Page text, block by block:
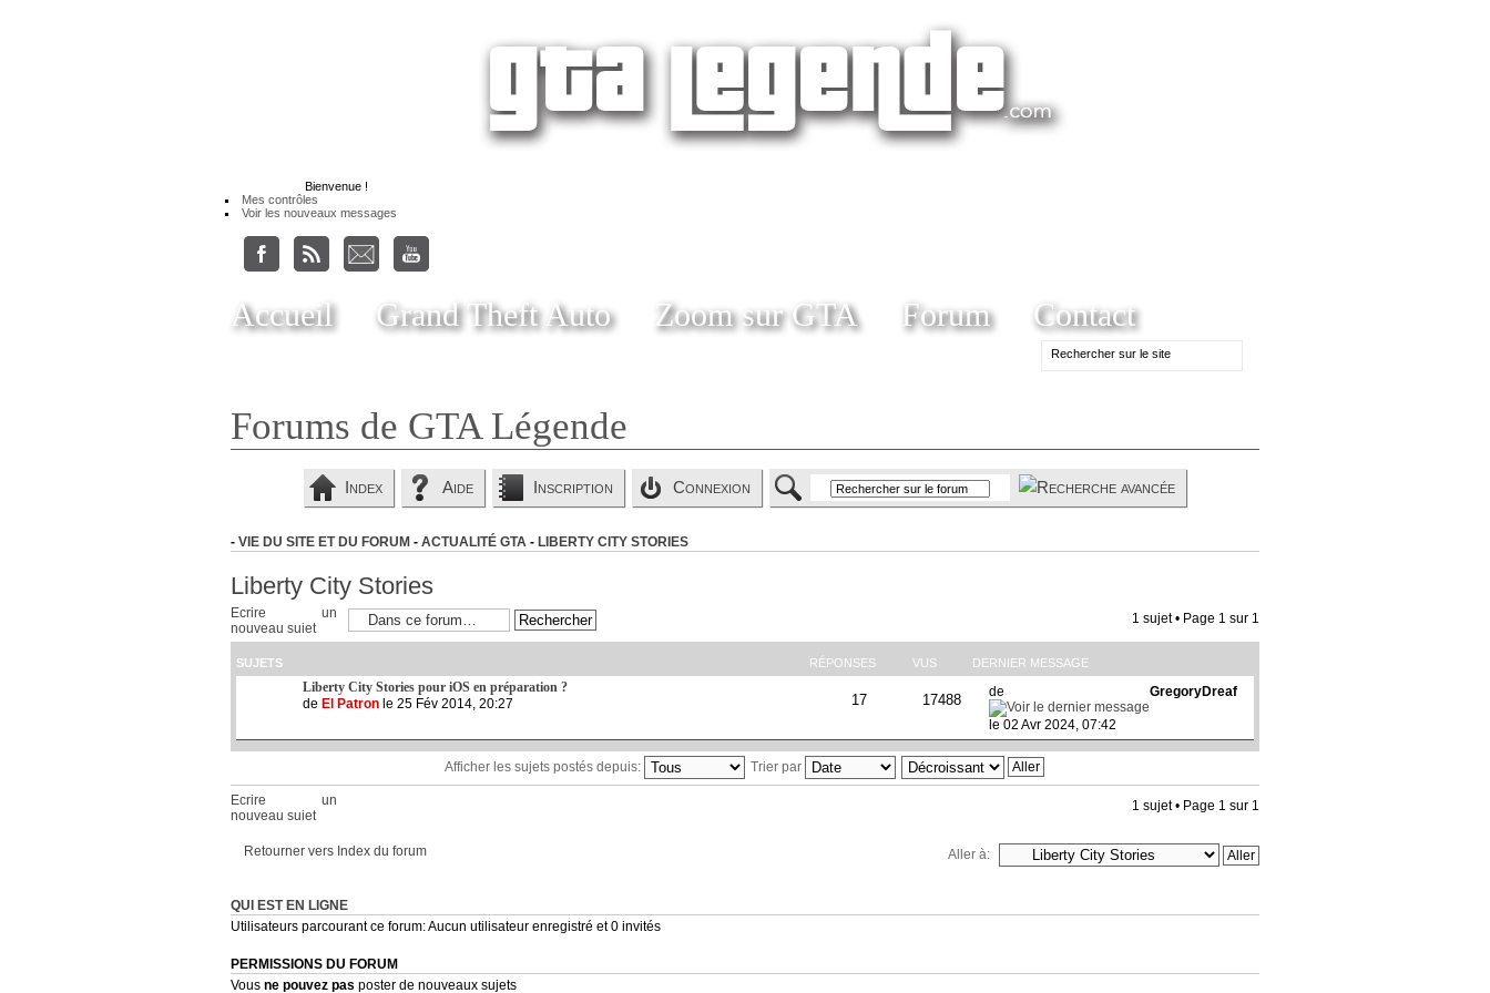
Bienvenue !
Mes contrôles
Voir les nouveaux messages
Accueil Grand Theft Auto Zoom sur GTA Forum Contact
Forums de GTA Légende
Index Aide Inscription Connexion
- VIE DU SITE ET DU FORUM - ACTUALITÉ GTA - LIBERTY CITY STORIES
Liberty City Stories
Ecrire un
nouveau sujet
1 sujet • Page 1 sur 1
SUJETS RÉPONSES VUS DERNIER MESSAGE
Liberty City Stories pour iOS en préparation ?
de El Patron le 25 Fév 2014, 20:27 17 17488 deGregoryDreaf
le 02 Avr 2024, 07:42
Afficher les sujets postés depuis: Trier par
Ecrire un
nouveau sujet
1 sujet • Page 1 sur 1
Retourner vers Index du forum Aller à:
QUI EST EN LIGNE
Utilisateurs parcourant ce forum: Aucun utilisateur enregistré et 0 invités
PERMISSIONS DU FORUM
Vous ne pouvez pas poster de nouveaux sujets